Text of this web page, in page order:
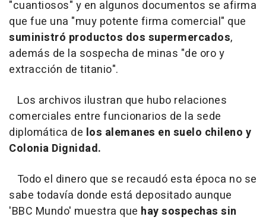
"cuantiosos" y en algunos documentos se afirma
que fue una "muy potente firma comercial" que
suministró productos dos supermercados,
además de la sospecha de minas "de oro y
extracción de titanio".
Los archivos ilustran que hubo relaciones
comerciales entre funcionarios de la sede
diplomática de los alemanes en suelo chileno y
Colonia Dignidad.
Todo el dinero que se recaudó esta época no se
sabe todavía donde está depositado aunque
'BBC Mundo' muestra que hay sospechas sin